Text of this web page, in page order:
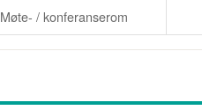
Møte- / konferanserom